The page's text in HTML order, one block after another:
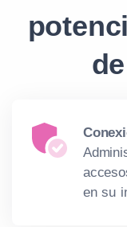
en su